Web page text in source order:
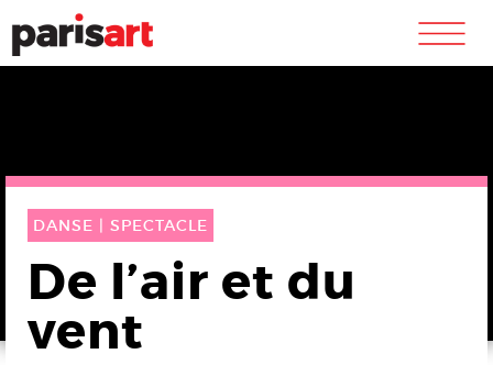
m
DANSE | SPECTACLE
De l’air et du
vent